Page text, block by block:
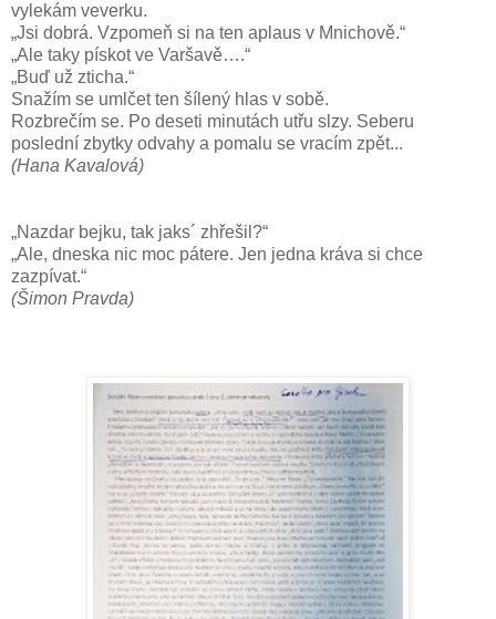
vylekám veverku.
„Jsi dobrá. Vzpomeň si na ten aplaus v Mnichově.“
„Ale taky pískot ve Varšavě….“
„Buď už zticha.“
Snažím se umlčet ten šílený hlas v sobě.
Rozbrečím se. Po deseti minutách utřu slzy. Seberu
poslední zbytky odvahy a pomalu se vracím zpět...
(Hana Kavalová)
„Nazdar bejku, tak jaks´ zhřešil?“
„Ale, dneska nic moc pátere. Jen jedna kráva si chce
zazpívat.“
(Šimon Pravda)